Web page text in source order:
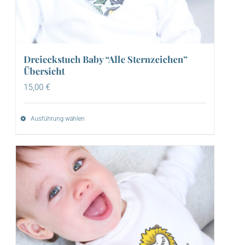
Dreieckstuch Baby “Alle Sternzeichen”
Übersicht
15,00 €
Ausführung wählen